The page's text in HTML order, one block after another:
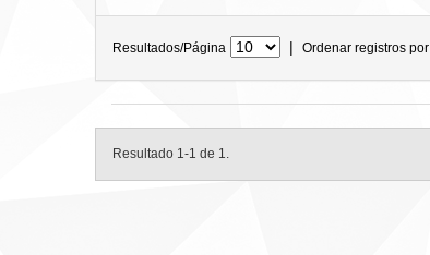
Resultados/Página | Ordenar registros por
Resultado 1-1 de 1.